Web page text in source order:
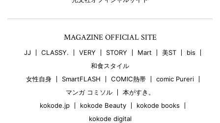
MAGAZINE OFFICIAL SITE
JJ CLASSY. VERY STORY Mart 美ST
bis
和食スタイル
女性自身
SmartFLASH COMIC熱帯
comic Pureri
マンガ コミソル
本がすき。
kokode.jp
kokode Beauty
kokode books
kokode digital